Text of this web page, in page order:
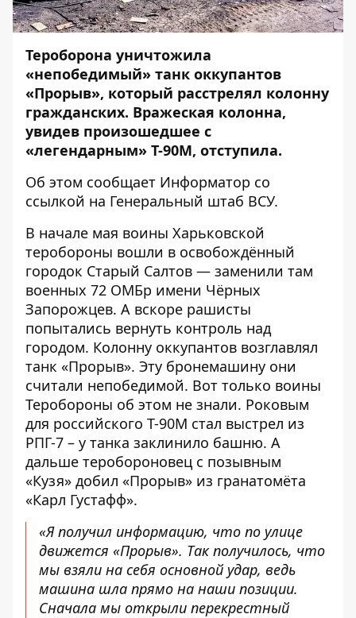
Тероборона уничтожила
«непобедимый» танк оккупантов
«Прорыв», который расстрелял колонну
гражданских. Вражеская колонна,
увидев произошедшее с
«легендарным» Т-90М, отступила.
Об этом сообщает Информатор со
ссылкой на Генеральный штаб ВСУ.
В начале мая воины Харьковской
теробороны вошли в освобождённый
городок Старый Салтов — заменили там
военных 72 ОМБр имени Чёрных
Запорожцев. А вскоре рашисты
попытались вернуть контроль над
городом. Колонну оккупантов возглавлял
танк «Прорыв». Эту бронемашину они
считали непобедимой. Вот только воины
Теробороны об этом не знали. Роковым
для российского Т-90М стал выстрел из
РПГ-7 – у танка заклинило башню. А
дальше теробороновец с позывным
«Кузя» добил «Прорыв» из гранатомёта
«Карл Густафф».
«Я получил информацию, что по улице
движется «Прорыв». Так получилось, что
мы взяли на себя основной удар, ведь
машина шла прямо на наши позиции.
Сначала мы открыли перекрестный